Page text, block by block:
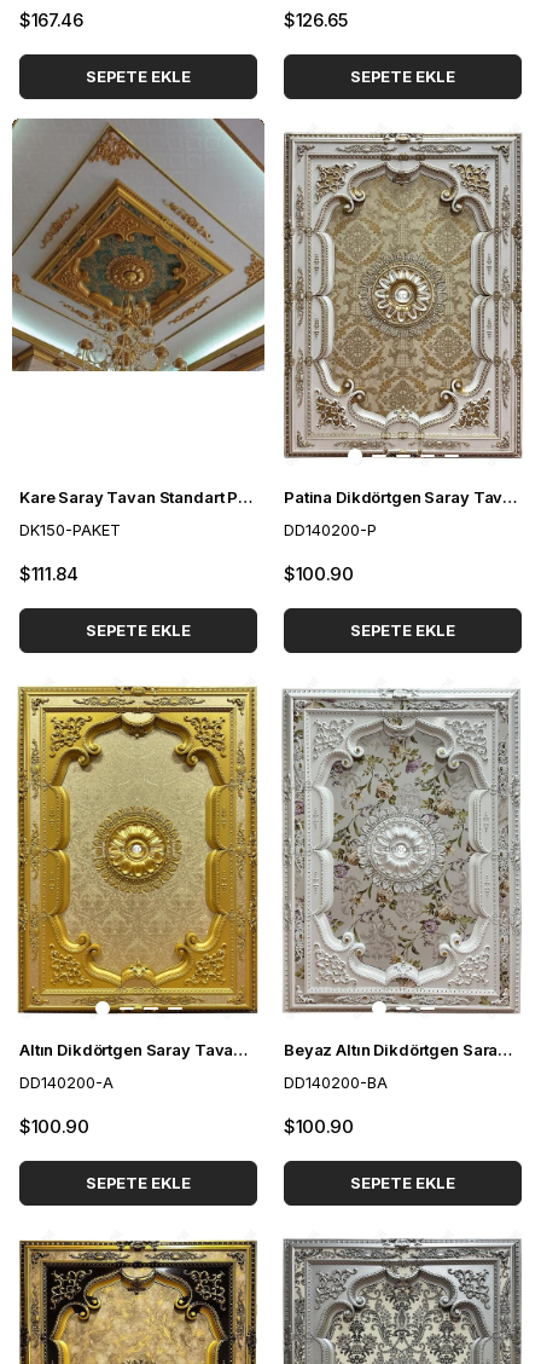
$167.46
SEPETE EKLE
$126.65
SEPETE EKLE
Kare Saray Tavan Standart Paketi 150cm (6*6m²)
DK150-PAKET
$111.84
SEPETE EKLE
Patina Dikdörtgen Saray Tavan 140*200 cm
DD140200-P
$100.90
SEPETE EKLE
Altın Dikdörtgen Saray Tavan 140*200 cm
DD140200-A
$100.90
SEPETE EKLE
Beyaz Altın Dikdörtgen Saray Tavan 140*200 cm
DD140200-BA
$100.90
SEPETE EKLE